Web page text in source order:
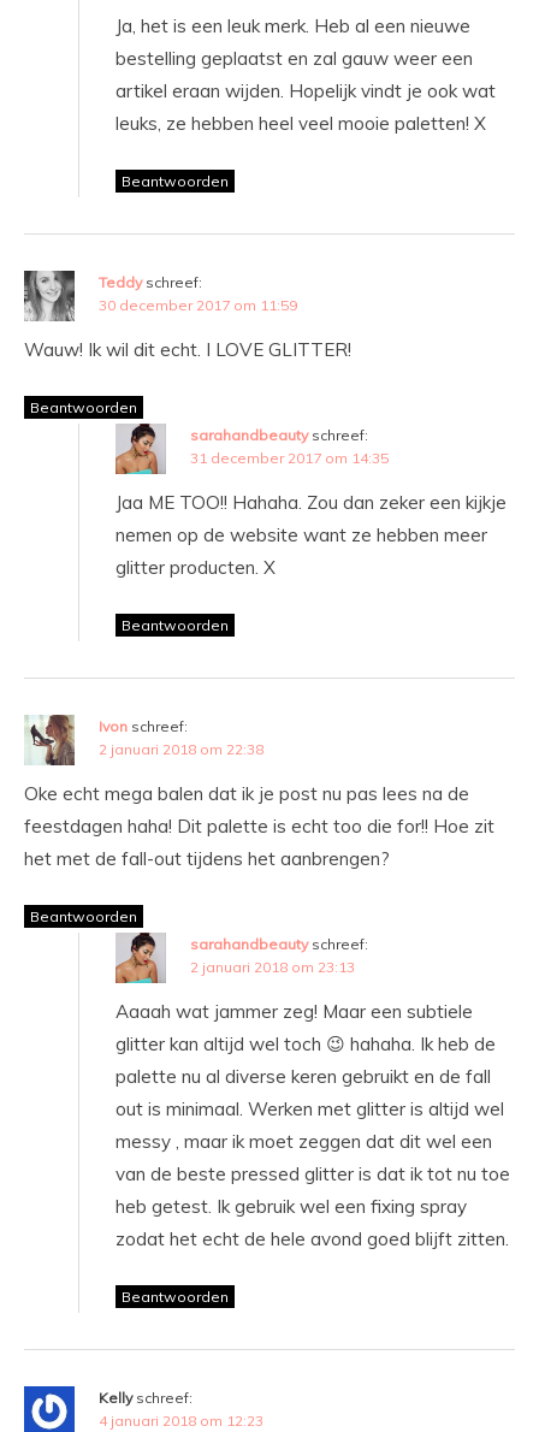
Ja, het is een leuk merk. Heb al een nieuwe
bestelling geplaatst en zal gauw weer een
artikel eraan wijden. Hopelijk vindt je ook wat
leuks, ze hebben heel veel mooie paletten! X
Beantwoorden
Teddy schreef:
30 december 2017 om 11:59
Wauw! Ik wil dit echt. I LOVE GLITTER!
Beantwoorden
sarahandbeauty schreef:
31 december 2017 om 14:35
Jaa ME TOO!! Hahaha. Zou dan zeker een kijkje
nemen op de website want ze hebben meer
glitter producten. X
Beantwoorden
Ivon schreef:
2 januari 2018 om 22:38
Oke echt mega balen dat ik je post nu pas lees na de
feestdagen haha! Dit palette is echt too die for!! Hoe zit
het met de fall-out tijdens het aanbrengen?
Beantwoorden
sarahandbeauty schreef:
2 januari 2018 om 23:13
Aaaah wat jammer zeg! Maar een subtiele
glitter kan altijd wel toch 😉 hahaha. Ik heb de
palette nu al diverse keren gebruikt en de fall
out is minimaal. Werken met glitter is altijd wel
messy , maar ik moet zeggen dat dit wel een
van de beste pressed glitter is dat ik tot nu toe
heb getest. Ik gebruik wel een fixing spray
zodat het echt de hele avond goed blijft zitten.
Beantwoorden
Kelly schreef:
4 januari 2018 om 12:23